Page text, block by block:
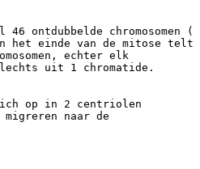
ontdubbelde chromosomen (
het einde van de mitose telt
echter elk
slechts uit 1 chromatide.
op in 2 centriolen
migreren naar de